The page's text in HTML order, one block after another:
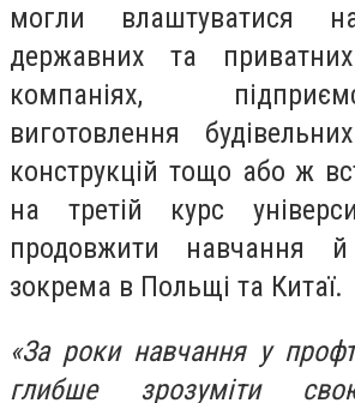
могли влаштуватися
державних та приватних
компаніях,
виготовлення
конструкцій тощо або ж
на третій курс
продовжити навчання й
зокрема в Польщі та Китаї.
«За роки навчання у
глибше зрозуміти